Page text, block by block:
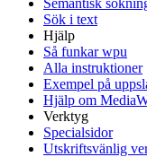
Semantisk
Sök i text
Hjälp
Så funkar wpu
Alla instruktioner
Exempel på
Hjälp om
Verktyg
Specialsidor
Utskriftsvänlig